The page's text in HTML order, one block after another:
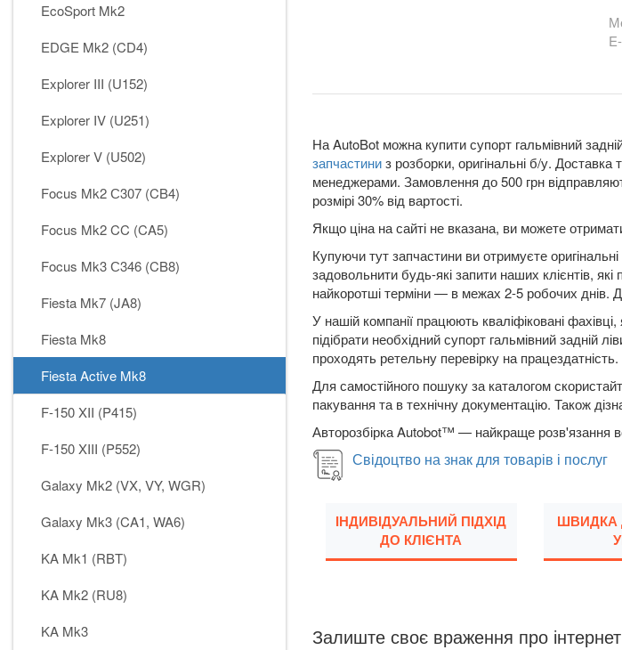
EcoSport Mk2
EDGE Mk2 (CD4)
Explorer III (U152)
Explorer IV (U251)
Explorer V (U502)
Focus Mk2 С307 (CB4)
Focus Mk2 CC (CA5)
Focus Mk3 С346 (CB8)
Fiesta Mk7 (JA8)
Fiesta Mk8
Fiesta Active Mk8
F-150 XII (P415)
F-150 XIII (P552)
Galaxy Mk2 (VX, VY, WGR)
Galaxy Mk3 (CA1, WA6)
KA Mk1 (RBT)
KA Mk2 (RU8)
KA Mk3
На AutoBot можна купити супорт гальмівний
запчастиниз розборки, оригінальні б/у.
менеджерами. Замовлення до 500 грн
розмірі 30% від вартості.
Якщо ціна на сайті не вказана, ви можете
Купуючи тут запчастини ви отримуєте
задовольнити будь-які запити наших клієнтів,
найкоротші терміни — в межах 2-5 робочих днів.
У нашій компанії працюють кваліфіковані
підібрати необхідний супорт гальмівний задній
проходять ретельну перевірку на працездатність.
Для самостійного пошуку за каталогом
пакування та в технічну документацію. Також
Авторозбірка Autobot™ — найкраще розв'язання
Свідоцтво на знак для товарів і послуг
ІНДИВІДУАЛЬНИЙ ПІДХІД
ДО КЛІЄНТА
ШВИДКА
Залиште своє враження про